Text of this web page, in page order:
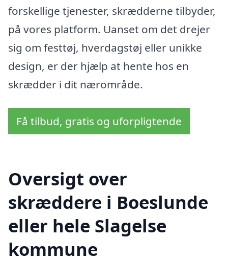
forskellige tjenester, skrædderne tilbyder,
på vores platform. Uanset om det drejer
sig om festtøj, hverdagstøj eller unikke
design, er der hjælp at hente hos en
skrædder i dit nærområde.
Få tilbud, gratis og uforpligtende
Oversigt over
skræddere i Boeslunde
eller hele Slagelse
kommune